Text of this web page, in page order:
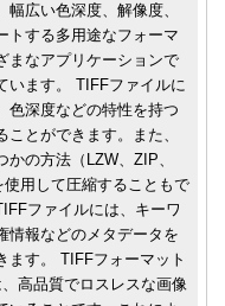
幅広い色深度、解像度、
トする多用途なフォーマ
まなアプリケーションで
います。 TIFFファイルに
色深度などの特性を持つ
とができます。また、
の方法（LZW、ZIP、
用して圧縮することもで
ファイルには、キーワ
情報などのメタデータを
ます。 TIFFフォーマット
高品質でロスレスな画像